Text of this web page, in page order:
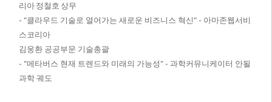
리아 정철호 상무
- "클라우드 기술로 열어가는 새로운 비즈니스 혁신 " - 아마존웹서비
스코리아
김웅환 공공부문 기술총괄
- "메타버스 현재 트렌드와 미래의 가능성 " - 과학커뮤니케이터 안될
과학 궤도